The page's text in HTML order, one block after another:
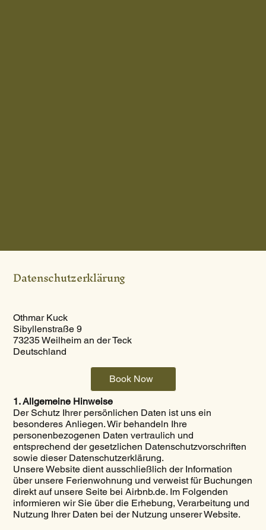
Datenschutzerklärung
Othmar Kuck
Sibyllenstraße 9
73235 Weilheim an der Teck
Deutschland
1. Allgemeine Hinweise
Der Schutz Ihrer persönlichen Daten ist uns ein
besonderes Anliegen. Wir behandeln Ihre
personenbezogenen Daten vertraulich und
entsprechend der gesetzlichen Datenschutzvorschriften
sowie dieser Datenschutzerklärung.
Unsere Website dient ausschließlich der Information
über unsere Ferienwohnung und verweist für Buchungen
direkt auf unsere Seite bei Airbnb.de. Im Folgenden
informieren wir Sie über die Erhebung, Verarbeitung und
Nutzung Ihrer Daten bei der Nutzung unserer Website.
Book Now